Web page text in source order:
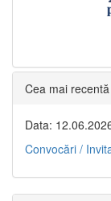
Cea mai
Data:
Convocări /